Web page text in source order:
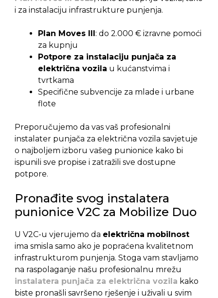
i za instalaciju infrastrukture punjenja.
Plan Moves III: do 2.000 € izravne pomoći
za kupnju
Potpore za instalaciju punjača za
električna vozila u kućanstvima i
tvrtkama
Specifične subvencije za mlade i urbane
flote
Preporučujemo da vas vaš profesionalni
instalater punjača za električna vozila savjetuje
o najboljem izboru vašeg punionice kako bi
ispunili sve propise i zatražili sve dostupne
potpore.
Pronađite svog instalatera
punionice V2C za Mobilize Duo
U V2C-u vjerujemo da električna mobilnost
ima smisla samo ako je popraćena kvalitetnom
infrastrukturom punjenja. Stoga vam stavljamo
na raspolaganje našu profesionalnu mrežu
instalatera punjača za električna vozila kako
biste pronašli savršeno rješenje i uživali u svim